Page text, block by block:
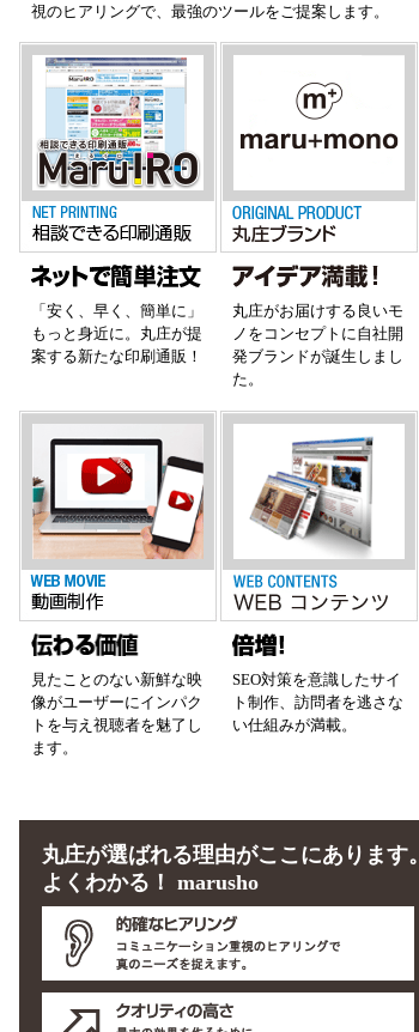
視のヒアリングで、最強のツールをご提案します。
「安く、早く、簡単に」
もっと身近に。丸庄が提
案する新たな印刷通販！
丸庄がお届けする良いモ
ノをコンセプトに自社開
発ブランドが誕生しまし
た。
見たことのない新鮮な映
像がユーザーにインパク
トを与え視聴者を魅了し
ます。
SEO対策を意識したサイ
ト制作、訪問者を逃さな
い仕組みが満載。
丸庄が選ばれる理由がここにあります。
よくわかる！ marusho